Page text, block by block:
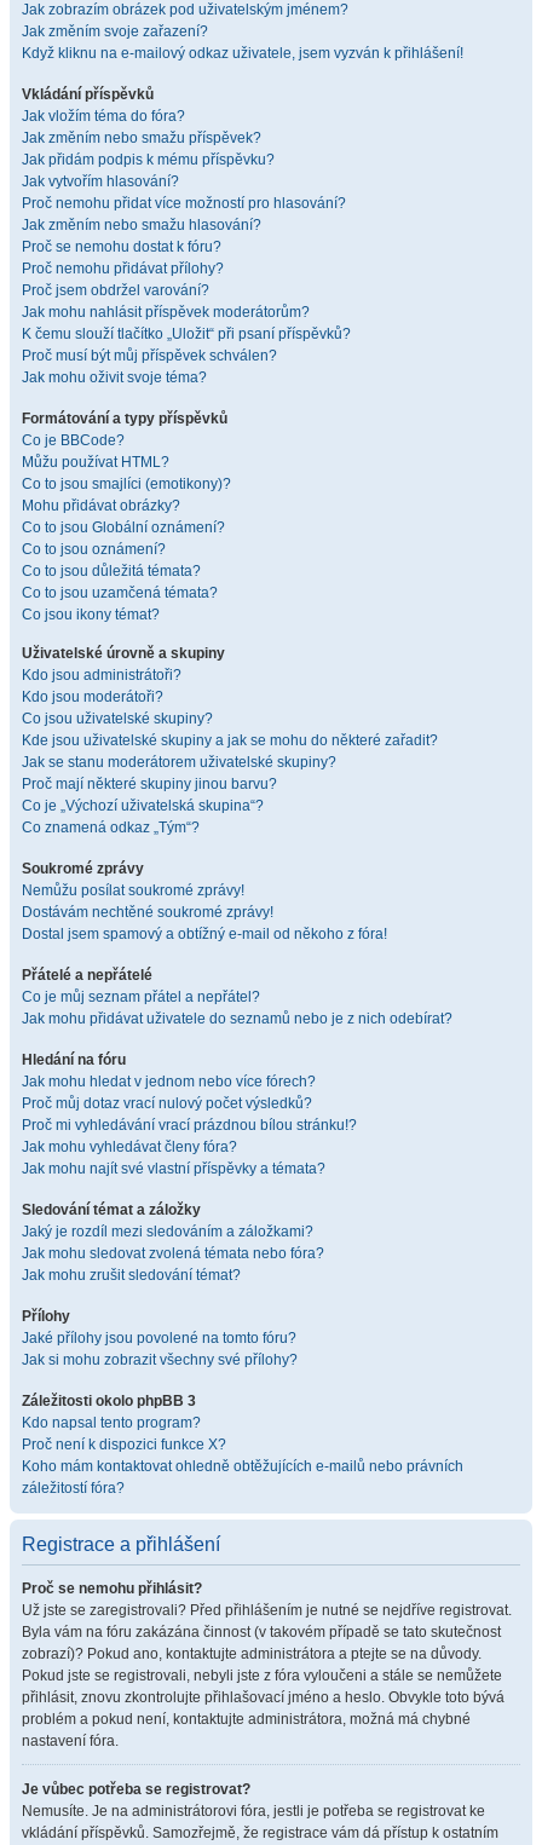
Jak zobrazím obrázek pod uživatelským jménem?
Jak změním svoje zařazení?
Když kliknu na e-mailový odkaz uživatele, jsem vyzván k přihlášení!
Vkládání příspěvků
Jak vložím téma do fóra?
Jak změním nebo smažu příspěvek?
Jak přidám podpis k mému příspěvku?
Jak vytvořím hlasování?
Proč nemohu přidat více možností pro hlasování?
Jak změním nebo smažu hlasování?
Proč se nemohu dostat k fóru?
Proč nemohu přidávat přílohy?
Proč jsem obdržel varování?
Jak mohu nahlásit příspěvek moderátorům?
K čemu slouží tlačítko „Uložit“ při psaní příspěvků?
Proč musí být můj příspěvek schválen?
Jak mohu oživit svoje téma?
Formátování a typy příspěvků
Co je BBCode?
Můžu používat HTML?
Co to jsou smajlíci (emotikony)?
Mohu přidávat obrázky?
Co to jsou Globální oznámení?
Co to jsou oznámení?
Co to jsou důležitá témata?
Co to jsou uzamčená témata?
Co jsou ikony témat?
Uživatelské úrovně a skupiny
Kdo jsou administrátoři?
Kdo jsou moderátoři?
Co jsou uživatelské skupiny?
Kde jsou uživatelské skupiny a jak se mohu do některé zařadit?
Jak se stanu moderátorem uživatelské skupiny?
Proč mají některé skupiny jinou barvu?
Co je „Výchozí uživatelská skupina“?
Co znamená odkaz „Tým“?
Soukromé zprávy
Nemůžu posílat soukromé zprávy!
Dostávám nechtěné soukromé zprávy!
Dostal jsem spamový a obtížný e-mail od někoho z fóra!
Přátelé a nepřátelé
Co je můj seznam přátel a nepřátel?
Jak mohu přidávat uživatele do seznamů nebo je z nich odebírat?
Hledání na fóru
Jak mohu hledat v jednom nebo více fórech?
Proč můj dotaz vrací nulový počet výsledků?
Proč mi vyhledávání vrací prázdnou bílou stránku!?
Jak mohu vyhledávat členy fóra?
Jak mohu najít své vlastní příspěvky a témata?
Sledování témat a záložky
Jaký je rozdíl mezi sledováním a záložkami?
Jak mohu sledovat zvolená témata nebo fóra?
Jak mohu zrušit sledování témat?
Přílohy
Jaké přílohy jsou povolené na tomto fóru?
Jak si mohu zobrazit všechny své přílohy?
Záležitosti okolo phpBB 3
Kdo napsal tento program?
Proč není k dispozici funkce X?
Koho mám kontaktovat ohledně obtěžujících e-mailů nebo právních
záležitostí fóra?
Registrace a přihlášení
Proč se nemohu přihlásit?
Už jste se zaregistrovali? Před přihlášením je nutné se nejdříve registrovat.
Byla vám na fóru zakázána činnost (v takovém případě se tato skutečnost
zobrazí)? Pokud ano, kontaktujte administrátora a ptejte se na důvody.
Pokud jste se registrovali, nebyli jste z fóra vyloučeni a stále se nemůžete
přihlásit, znovu zkontrolujte přihlašovací jméno a heslo. Obvykle toto bývá
problém a pokud není, kontaktujte administrátora, možná má chybné
nastavení fóra.
Je vůbec potřeba se registrovat?
Nemusíte. Je na administrátorovi fóra, jestli je potřeba se registrovat ke
vkládání příspěvků. Samozřejmě, že registrace vám dá přístup k ostatním